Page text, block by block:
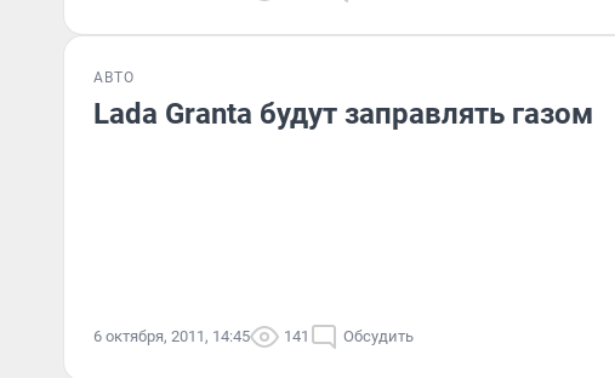
АВТО
Lada Granta будут заправлять газом
6 октября, 2011, 14:45 141 Обсудить